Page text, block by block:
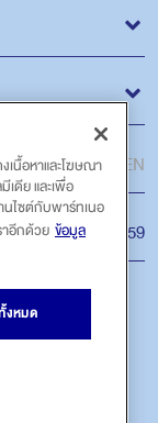
ไทย EN
โทร.1159
เนื้อหาและโฆษณา
ดีย และเพื่อ
านไซต์กับพาร์ทเนอ
าอีกด้วย ข้อมูล
งหมด